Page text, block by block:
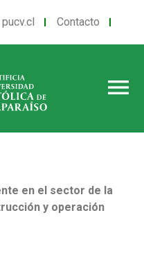
pucv.cl Contacto
menu
en el sector de la
y operación